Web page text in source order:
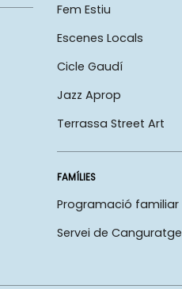
Fem Estiu
Escenes Locals
Cicle Gaudí
Jazz Aprop
Terrassa Street Art
FAMÍLIES
Programació familiar
Servei de Canguratge